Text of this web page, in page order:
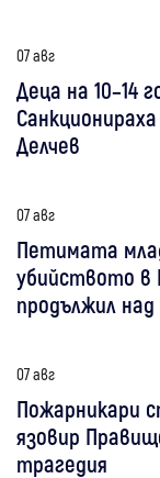
07 авг
Деца на 10–14
Делчев
07 авг
Петимата
убийството в
продължил над
07 авг
Пожарникари
язовир
трагедия